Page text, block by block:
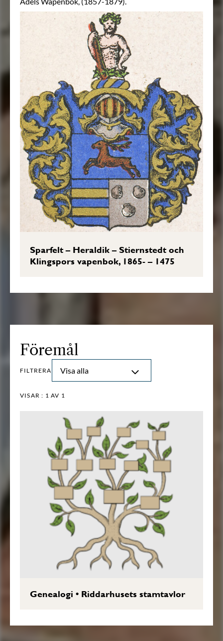
Sparfelt – Heraldik – Stiernstedt och
Klingspors vapenbok, 1865- – 1475
Föremål
FILTRERA Visa alla
VISAR : 1 AV 1
Genealogi • Riddarhusets stamtavlor